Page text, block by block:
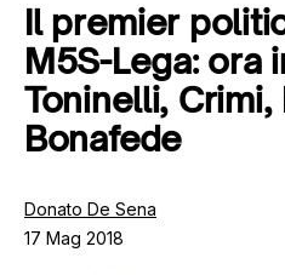
Tutti gli articoli
Contatti
Il premier
M5S-Lega: ora
Toninelli,
Bonafede
Donato De Sena
17 Mag 2018